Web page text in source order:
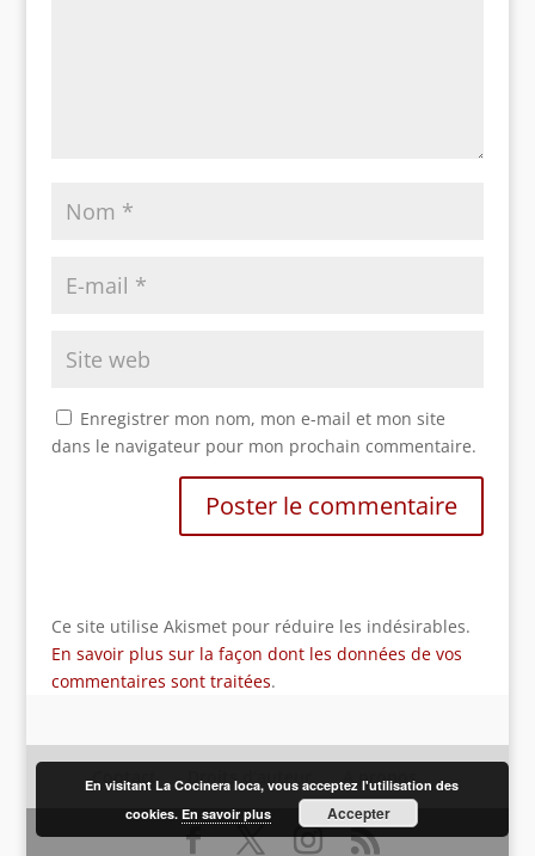
Enregistrer mon nom, mon e-mail et mon site
dans le navigateur pour mon prochain commentaire.
Ce site utilise Akismet pour réduire les indésirables.
En savoir plus sur la façon dont les données de vos
commentaires sont traitées.
Contact Droits d’auteur A propos
En visitant La Cocinera loca, vous acceptez l'utilisation des
cookies.En savoir plus Accepter